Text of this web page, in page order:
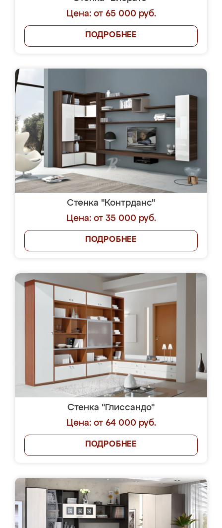
Цена: от 65 000 руб.
ПОДРОБНЕЕ
Стенка "Контрданс"
Цена: от 35 000 руб.
ПОДРОБНЕЕ
Стенка "Глиссандо"
Цена: от 64 000 руб.
ПОДРОБНЕЕ